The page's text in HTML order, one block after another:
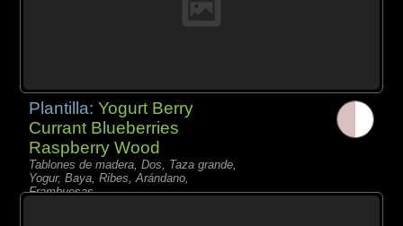
Plantilla:Yogurt Berry
Currant Blueberries
Raspberry Wood
Tablones de madera, Dos, Taza grande,
Yogur, Baya, Ribes, Arándano,
Frambuesas,